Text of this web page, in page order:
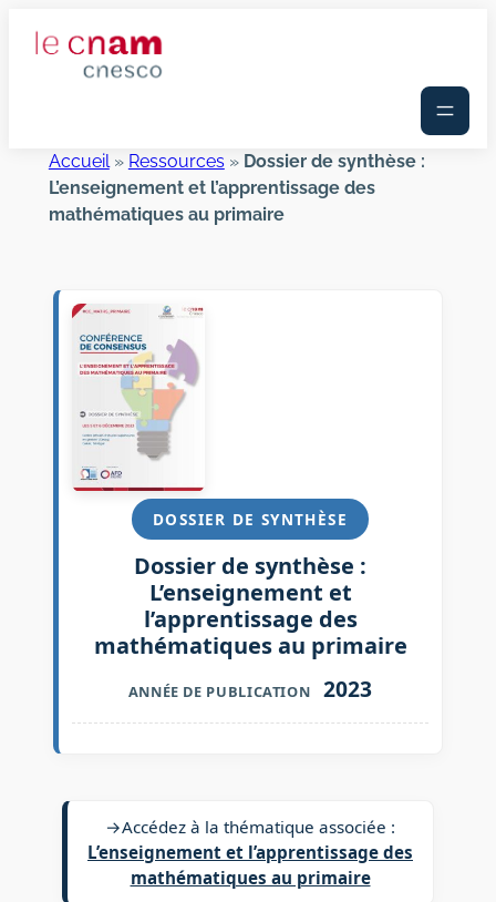
Accueil» Ressources» Dossier de synthèse :
L’enseignement et l’apprentissage des
mathématiques au primaire
DOSSIER DE SYNTHÈSE
Dossier de synthèse :
L’enseignement et
l’apprentissage des
mathématiques au primaire
ANNÉE DE PUBLICATION 2023
→Accédez à la thématique associée :
L’enseignement et l’apprentissage des
mathématiques au primaire